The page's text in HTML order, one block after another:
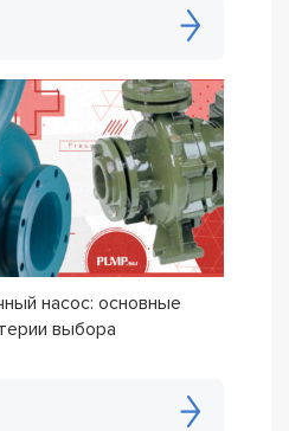
насос: основные
выбора